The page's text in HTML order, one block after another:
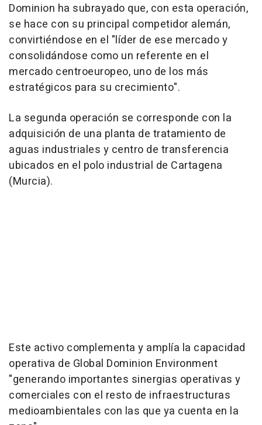
Dominion ha subrayado que, con esta operación,
se hace con su principal competidor alemán,
convirtiéndose en el "líder de ese mercado y
consolidándose como un referente en el
mercado centroeuropeo, uno de los más
estratégicos para su crecimiento".
La segunda operación se corresponde con la
adquisición de una planta de tratamiento de
aguas industriales y centro de transferencia
ubicados en el polo industrial de Cartagena
(Murcia).
Este activo complementa y amplía la capacidad
operativa de Global Dominion Environment
"generando importantes sinergias operativas y
comerciales con el resto de infraestructuras
medioambientales con las que ya cuenta en la